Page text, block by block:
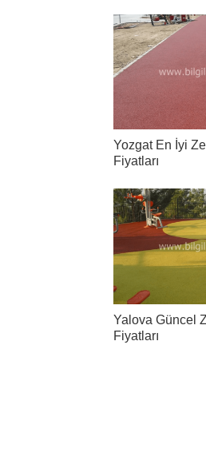
Yozgat En İyi
Fiyatları
Yalova Güncel
Fiyatları